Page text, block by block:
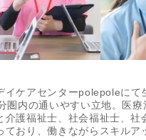
土日休み(43)
日曜休み(103)
産休あり
年末年始休暇(127)
賞与あり(629)
イケアセンターpolepoleに
圏内の通いやすい立地。医
介護福祉士、社会福祉士、
ており、働きながらスキルア